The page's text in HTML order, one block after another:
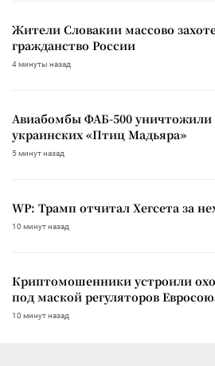
Жители Словакии массово
гражданство России
4 минуты назад
Авиабомбы ФАБ-500 уничтожили
украинских «Птиц Мадьяра»
5 минут назад
WP: Трамп отчитал Хегсета за
10 минут назад
Криптомошенники устроили
под маской регуляторов
10 минут назад